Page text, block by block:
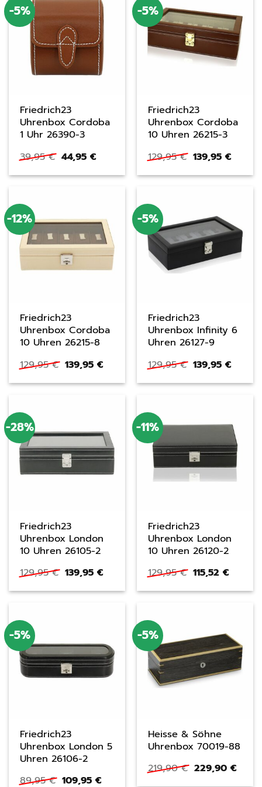
-5%
Friedrich23
Uhrenbox Cordoba
1 Uhr 26390-3
39,95€ Ursprünglicher
Preis
war:
44,95€Aktueller
ist:
-5%
Friedrich23
Uhrenbox Cordoba
10 Uhren 26215-3
129,95€ Ursprünglicher
Preis
war:
139,95€
ist:
-12%
Friedrich23
Uhrenbox Cordoba
10 Uhren 26215-8
129,95€ Ursprünglicher
Preis
war:
139,95€Aktueller
ist:
-5%
Friedrich23
Uhrenbox Infinity 6
Uhren 26127-9
129,95€ Ursprünglicher
Preis
war:
139,95€
ist:
-28%
Friedrich23
Uhrenbox London
10 Uhren 26105-2
129,95€ Ursprünglicher
Preis
war:
139,95€Aktueller
ist:
-11%
Friedrich23
Uhrenbox London
10 Uhren 26120-2
129,95€ Ursprünglicher
Preis
war:
115,52€
ist:
-5%
Friedrich23
Uhrenbox London 5
Uhren 26106-2
89,95€ Ursprünglicher
109,95€Aktueller
-5%
Heisse & Söhne
Uhrenbox 70019-88
219,90€
Preis
229,90€